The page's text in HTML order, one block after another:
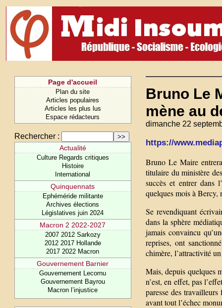
Page d'accueil
Plan du site
Articles populaires
Articles les plus lus
Espace rédacteurs
Rechercher :
Actualité
Culture Regards critiques
Histoire
International
Quinquennats
Ephéméride militante
Archives élections
Législatives juin 2024
Macron 2 2022-2027
2007 2012 Sarkozy
2012 2017 Hollande
2017 2022 Macron
Gouvernement Barnier
Gouvernement Lecornu
Gouvernement Bayrou
Macron l’injustice
Bruno Le
mène au
dimanche 22
https://
Bruno Le Maire
titulaire du ministère
succès et entrer dans
quelques mois à Bercy,
Se revendiquant
dans la sphère
jamais convaincu
reprises, ont
chimère, l’attractivité
Mais, depuis quelques
n’est, en effet, pas
paresse des
avant tout l’échec